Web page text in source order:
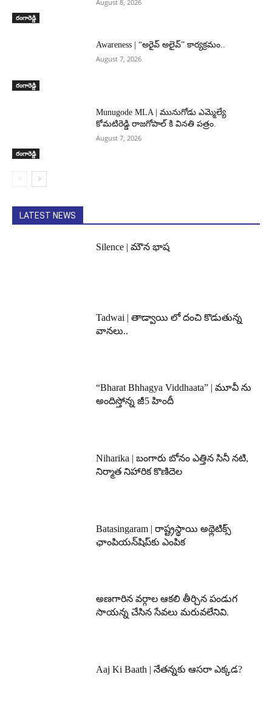
రంగారెడ్డి
August 8, 2026
రంగారెడ్డి
Awareness | “అరైవ్ అలైవ్” కార్యక్రమం..
August 7, 2026
రంగారెడ్డి
Munugode MLA | మునుగోడు ఎమ్మెల్యే
కోమటిరెడ్డి రాజగోపాల్ కి వినతి పత్రం.
August 7, 2026
LATEST NEWS
Silence | మౌన భాష
Tadwai | తాడ్వాయి లో దంచి కొడుతున్న
వానలు..
“Bharat Bhhagya Viddhaata” | మూవీ ను
అందిస్తోన్న జీ5 హిందీ
Niharika | బంగారు బోనం ఎత్తిన సినీ నటి,
నిర్మాత నిహారిక కొణిదెల
Batasingaram | రాష్ట్రస్థాయి అథ్లెటిక్స్
ఛాంపియన్‌షిప్‌కు ఎంపిక
అణగారిన వర్గాల ఆకలి తీర్చిన పండుగ
సాయన్న చేసిన సేవలు మరువలేనివి.
Aaj Ki Baath | నేతన్నకు ఆసరా ఎక్కడ?